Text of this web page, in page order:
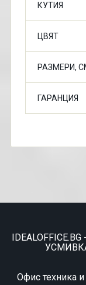
КУТИЯ
ЦВЯТ
РАЗМЕРИ,
ГАРАНЦИЯ
Офис техника и